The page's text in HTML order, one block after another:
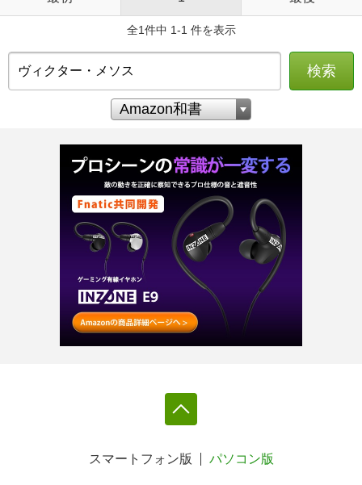
全1件中 1-1 件を表示
検索
スマートフォン版 パソコン版